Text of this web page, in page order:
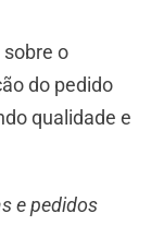
o
do pedido
qualidade e
e pedidos